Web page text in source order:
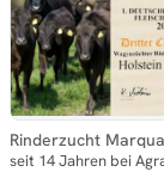
Rinderzucht
seit 14 Jahren bei